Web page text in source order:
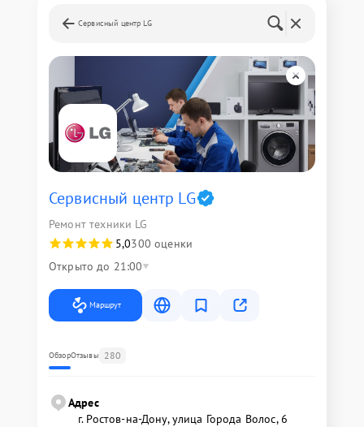
Сервисный центр LG
Сервисный центр LG
Ремонт техники LG
5,0300 оценки
Открыто до 21:00
Маршрут
ОбзорОтзывы 280
Адрес
г. Ростов-на-Дону, улица Города Волос, 6